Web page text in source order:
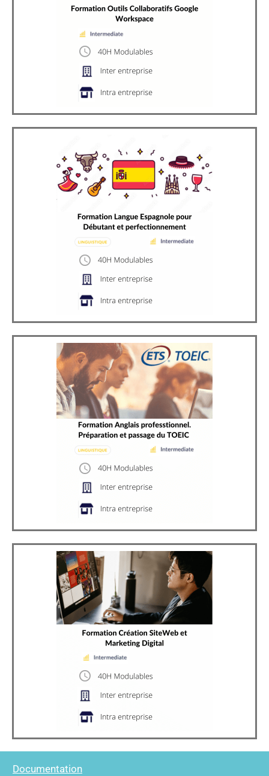
Documentation